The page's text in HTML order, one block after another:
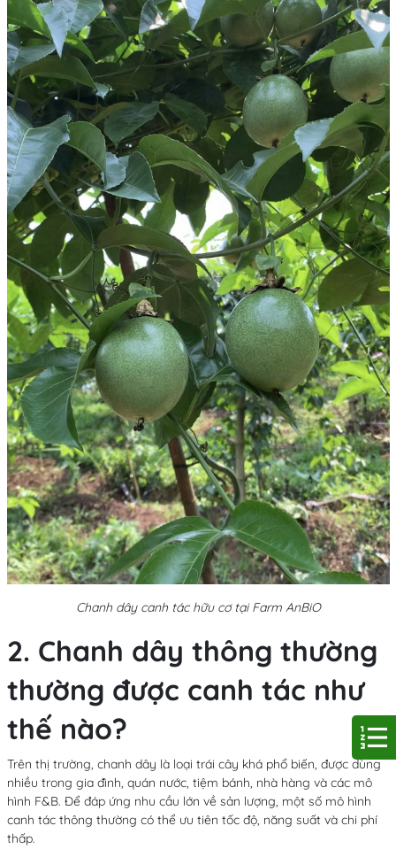
Chanh dây canh tác hữu cơ tại Farm AnBiO
2. Chanh dây thông thường
thường được canh tác như
thế nào?
Trên thị trường, chanh dây là loại trái cây khá phổ biến, được dùng
nhiều trong gia đình, quán nước, tiệm bánh, nhà hàng và các mô
hình F&B. Để đáp ứng nhu cầu lớn về sản lượng, một số mô hình
canh tác thông thường có thể ưu tiên tốc độ, năng suất và chi phí
thấp.